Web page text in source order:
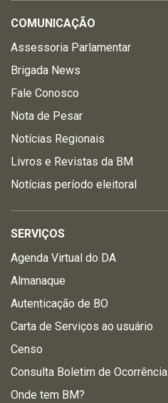
COMUNICAÇÃO
Assessoria Parlamentar
Brigada News
Fale Conosco
Nota de Pesar
Notícias Regionais
Livros e Revistas da BM
Notícias período eleitoral
SERVIÇOS
Agenda Virtual do DA
Almanaque
Autenticação de BO
Carta de Serviços ao usuário
Censo
Consulta Boletim de Ocorrência
Onde tem BM?